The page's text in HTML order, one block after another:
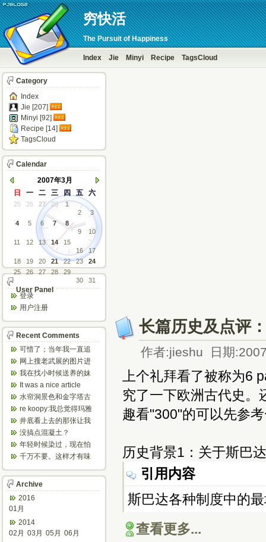
穷快活
The Pursuit of Happiness
Index Jie Minyi Recipe TagsCloud
长篇历史及点评
作者:jieshu 日期
上个礼拜看了被称为6
究了一下欧洲古代史。
趣看"300"的可以先参
历史背景1：关于斯巴
引用内容
斯巴达各种制度中的
查看更多...
Category
Index
Jie [207]
Minyi [92]
Recipe [14]
TagsCloud
Calendar
2007年3月
日
一 二 三 四 五 六
25 26 27 28
1
2
3
4
5 6 7
8
9
10
11
12 13 14
15
16
17
18
19 20 21 22 23
24
25
26 27 28
29
30
31
User Panel
登录
用户注册
Recent Comments
可惜了；当年我一直追
着这个，看博主夫妇一
步步在多伦...
网上搜老武展的图片进
来了，一晃是你十年前
的帖子，时...
我在找小时候送养的妹
妹，有人QQ找我说找到
了匹配的...
It was a nice article
and...
水帘洞景色和金字塔古
迹都不错。
re koopy:我总觉得玛雅
人见过外星人。不然哪...
井底看上去的那张让我
想起了蝙蝠侠。。下棋
那张会不会...
没搞点混凝土？
年轻时候染过，现在怕
伤头发不敢染了。不过
千万不要。这样才有味
气场。
Archive
2016
01月
2014
02月 03月 05月 06月